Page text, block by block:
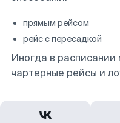
прямым рейсом
рейс с пересадкой
Иногда в расписании
чартерные рейсы и